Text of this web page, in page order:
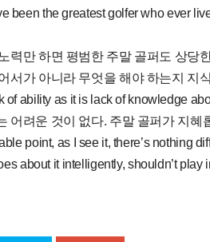
been the greatest golfer who ever
력만 하면 평범한 주말 골퍼도 상당
서가 아니라 무엇을 해야 하는지 지
of ability as it is lack of knowledge
어려운 것이 없다. 주말 골퍼가 지
point, as I see it, there’s nothing
about it intelligently, shouldn’t play